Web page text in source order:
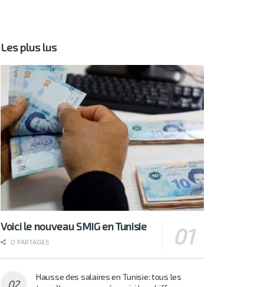
Les plus lus
Voici le nouveau SMIG en Tunisie
0 PARTAGES
Hausse des salaires en Tunisie: tous les